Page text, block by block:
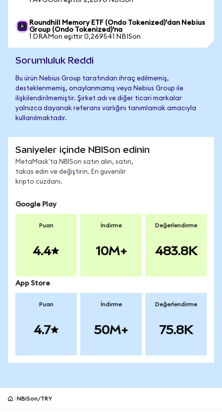
Roundhill Memory ETF (Ondo Tokenized)'dan Nebius
Group (Ondo Tokenized)'na
1 DRAMon eşittir 0,269541 NBISon
Sorumluluk Reddi
Bu ürün Nebius Group tarafından ihraç edilmemiş,
desteklenmemiş, onaylanmamış veya Nebius Group ile
ilişkilendirilmemiştir. Şirket adı ve diğer ticari markalar
yalnızca dayanak referans varlığını tanımlamak amacıyla
kullanılmaktadır.
Saniyeler içinde NBISon edinin
MetaMask'ta NBISon satın alın, satın,
takas edin ve değiştirin. En güvenilir
kripto cüzdanı.
Google Play
Puan
4.4
İndirme
10M+
Değerlendirme
483.8K
App Store
Puan
4.7
İndirme
50M+
Değerlendirme
75.8K
NBISon/TRY